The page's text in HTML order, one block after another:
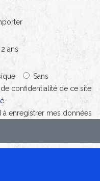
ans
Sans
confidentialité de ce site
à enregistrer mes données